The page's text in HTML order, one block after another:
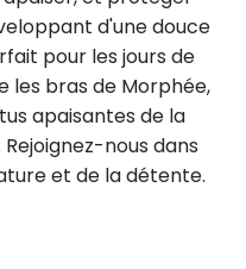
d'une douce
pour les jours de
les bras de Morphée,
apaisantes de la
nous dans
et de la détente.